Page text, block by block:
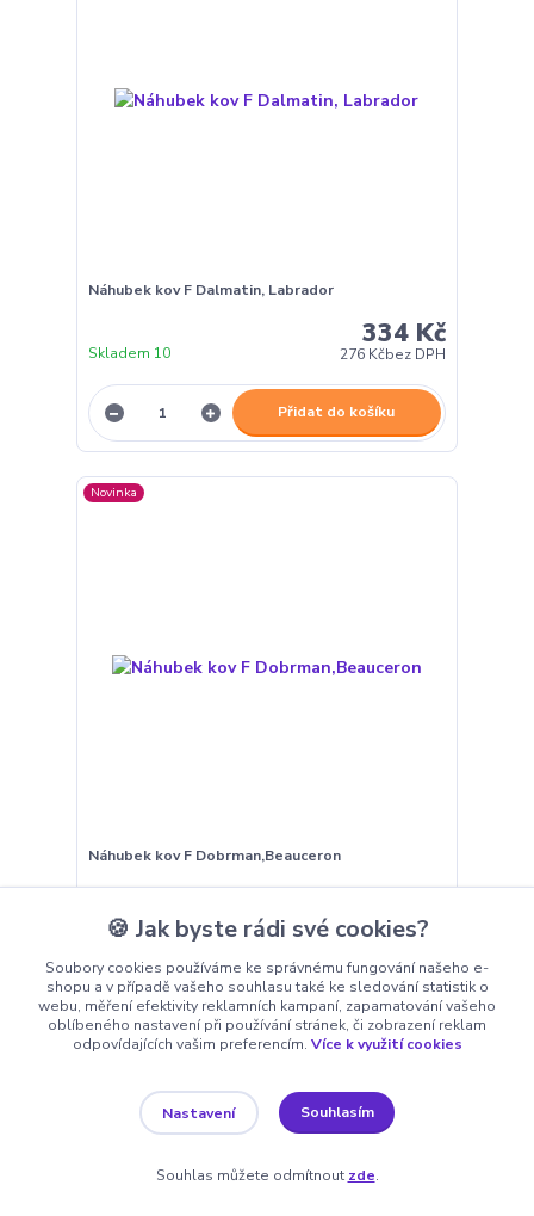
Náhubek kov F Dalmatin, Labrador
334 Kč
276 Kčbez DPH
Skladem 10
Přidat do košíku
Novinka
Náhubek kov F Dobrman,Beauceron
334 Kč
276 Kčbez DPH
Skladem 10
Přidat do košíku
🍪 Jak byste rádi své cookies?
Soubory cookies používáme ke správnému fungování našeho e-
shopu a v případě vašeho souhlasu také ke sledování statistik o
webu, měření efektivity reklamních kampaní, zapamatování vašeho
oblíbeného nastavení při používání stránek, či zobrazení reklam
odpovídajících vašim preferencím. Více k využití cookies
Nastavení Souhlasím
Souhlas můžete odmítnout zde.